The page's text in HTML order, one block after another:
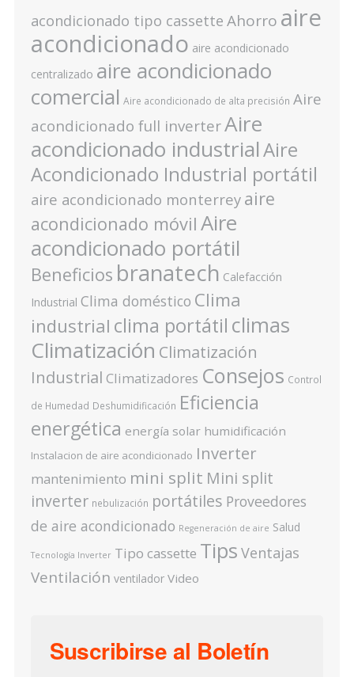
acondicionado tipo cassette Ahorro aire
acondicionado aire acondicionado
centralizado aire acondicionado
comercial Aire acondicionado de alta precisión Aire
acondicionado full inverterAire
acondicionado industrialAire
Acondicionado Industrial portátil
aire acondicionado monterrey aire
acondicionado móvil Aire
acondicionado portátil
Beneficios branatech Calefacción
Industrial Clima doméstico Clima
industrial clima portátil climas
Climatización Climatización
Industrial Climatizadores Consejos Control
de Humedad Deshumidificación Eficiencia
energética energía solar humidificación
Instalacion de aire acondicionado Inverter
mantenimiento mini split Mini split
inverter nebulización portátiles Proveedores
de aire acondicionado Regeneración de aire Salud
Tecnología Inverter Tipo cassette Tips Ventajas
Ventilación ventilador Video
Suscribirse al Boletín